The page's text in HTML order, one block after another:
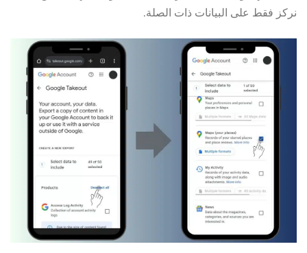
نركز فقط على البيانات ذات الصلة.